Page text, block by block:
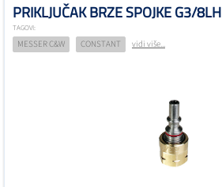
PRIKLJUČAK BRZE SPOJKE G3/
TAGOVI:
MESSER C&W CONSTANT vidi više...